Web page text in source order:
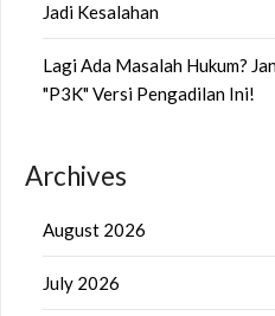
Jadi Kesalahan
Lagi Ada Masalah Hukum?
"P3K" Versi Pengadilan Ini!
Archives
August 2026
July 2026